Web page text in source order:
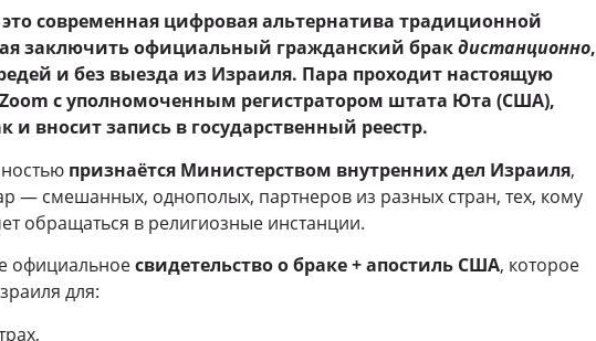
современная цифровая альтернатива традиционной
заключить официальный гражданский бракдистанционно,
и без выезда из Израиля. Пара проходит настоящую
с уполномоченным регистратором штата Юта (США),
вносит запись в государственный реестр.
признаётся Министерством внутренних дел Израиля,
— смешанных, однополых, партнеров из разных стран, тех, кому
обращаться в религиозные инстанции.
официальноесвидетельство о браке + апостиль США, которое
для: